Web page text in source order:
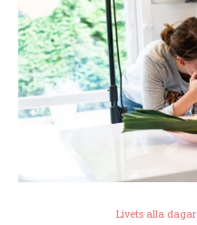
Livets alla dagar